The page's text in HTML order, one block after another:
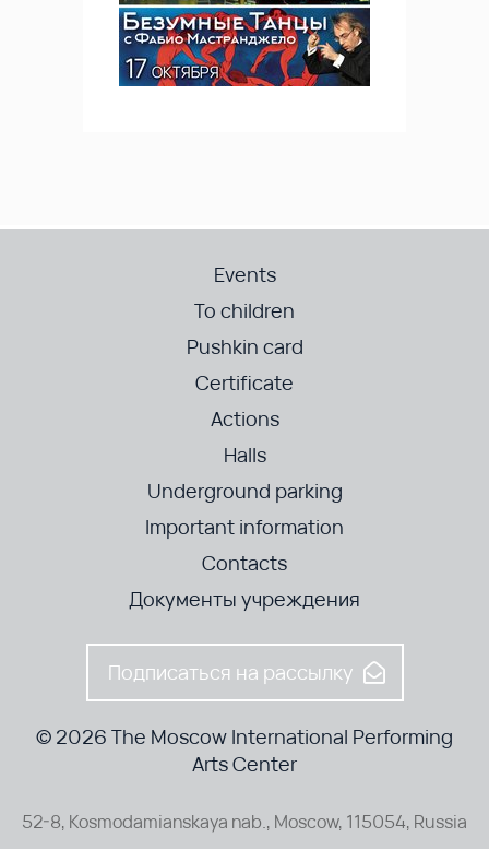
Events
To children
Pushkin card
Certificate
Actions
Halls
Underground parking
Important information
Contacts
Документы учреждения
Подписаться на рассылку
© 2026 The Moscow International Performing
Arts Center
52-8, Kosmodamianskaya nab., Moscow, 115054, Russia